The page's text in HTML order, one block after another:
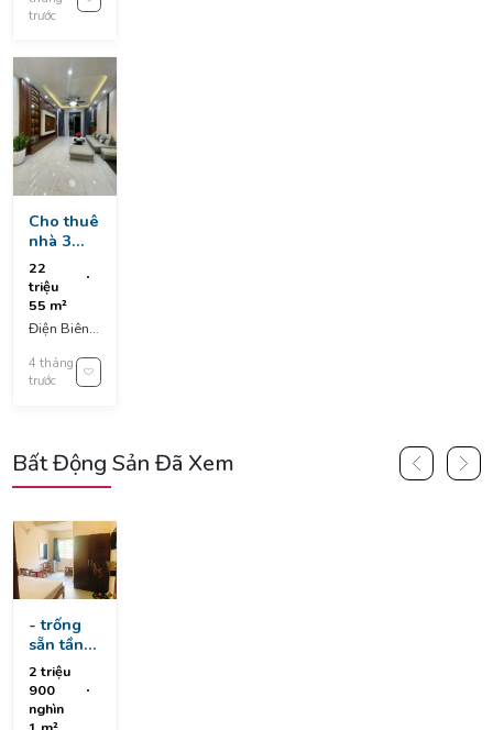
Liên Chiểu,
Da Nang,
trước
Cho thuê
nhà 3
tầng kiệt
oto điện
biên phủ
gần mẹ
nhu gần
siêu thị
coopmart,
chính
22
triệu
55 m²
Điện Biên
Khê
District, Đà
4 tháng
trước
Bất Động Sản Đã Xem
- trống
sẵn tầng
3, thang
bộ,
đường
trưng nữ
2 triệu
900
nghìn